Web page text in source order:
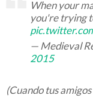
When your
you're trying
— Medieval
2015
(Cuando tus